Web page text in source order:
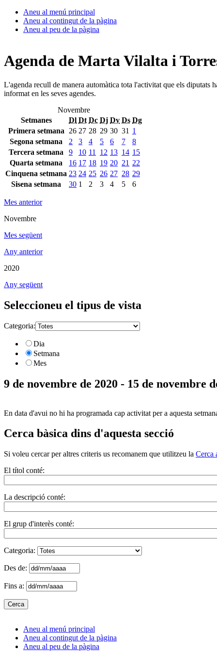
Aneu al menú principal
Aneu al contingut de la pàgina
Aneu al peu de la pàgina
Agenda de Marta Vilalta i
L'agenda recull de manera automàtica tota l'activitat que els diputats
informat en les seves agendes.
Novembre
Setmanes
Dl Dt Dc Dj Dv Ds Dg
Primera setmana
26 27 28 29 30 31 1
Segona setmana
2 3 4 5 6 7
8
Tercera setmana
9 10 11 12 13 14 15
Quarta setmana
16 17 18 19 20 21 22
Cinquena setmana 23 24 25 26 27 28 29
Sisena setmana
30 1 2 3 4 5 6
Mes anterior
Novembre
Mes següent
Any anterior
2020
Any següent
Seleccioneu el tipus de vista
Categoria:
Dia
Setmana
Mes
9 de novembre de 2020 - 15 de novembre
En data d'avui no hi ha programada cap activitat per a aquesta
Cerca bàsica dins d'aquesta secció
Si voleu cercar per altres criteris us recomanem que utilitzeu la Cerca
El títol conté:
La descripció conté:
El grup d'interès conté:
Categoria:
Des de:
Fins a:
Aneu al menú principal
Aneu al contingut de la pàgina
Aneu al peu de la pàgina